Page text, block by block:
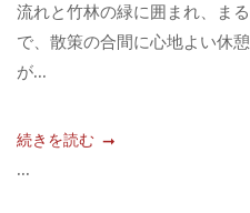
流れと竹林の緑に囲まれ、ま
で、散策の合間に心地よい休
が...
続きを読む
...